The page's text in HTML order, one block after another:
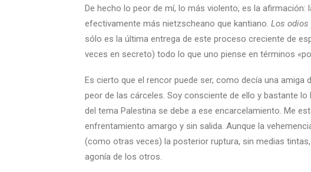
De hecho lo peor de mí, lo más violento, es la afirmación:
efectivamente más nietzscheano que kantiano. Los odios
sólo es la última entrega de este proceso creciente de
veces en secreto) todo lo que uno piense en términos
Es cierto que el rencor puede ser, como decía una amiga
peor de las cárceles. Soy consciente de ello y bastante
del tema Palestina se debe a ese encarcelamiento. Me
enfrentamiento amargo y sin salida. Aunque la
(como otras veces) la posterior ruptura, sin medias
agonía de los otros.